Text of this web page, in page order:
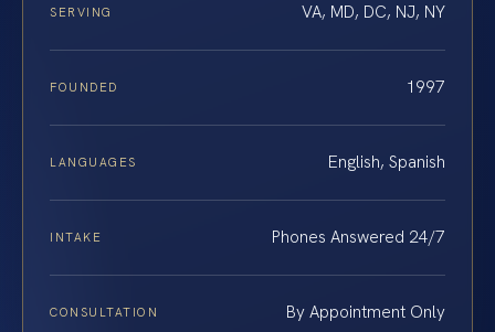
SERVING VA, MD, DC, NJ, NY
FOUNDED 1997
LANGUAGES English, Spanish
INTAKE Phones Answered 24/7
CONSULTATION By Appointment Only